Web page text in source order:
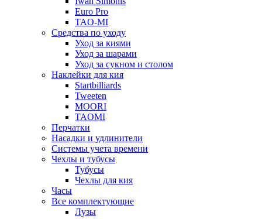
Euro Pro
TAO-MI
Средства по уходу
Уход за киями
Уход за шарами
Уход за сукном и столом
Наклейки для кия
Startbilliards
Tweeten
MOORI
TAOMI
Перчатки
Насадки и удлинители
Системы учета времени
Чехлы и тубусы
Тубусы
Чехлы для кия
Часы
Все комплектующие
Лузы